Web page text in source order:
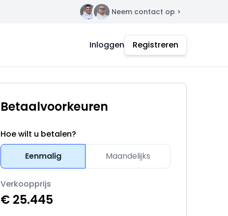
Contact Neem contact op >
Inloggen Registreren
Betaalvoorkeuren
Hoe wilt u betalen?
Eenmalig
Maandelijks
Verkoopprijs
€ 25.445